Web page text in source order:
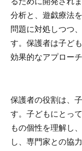
分析と、遊戯療法
問題に対処しつつ
す。保護者は子ど
効果的なアプロー
保護者の役割は、
す。子どもにとっ
もの個性を理解し
し、専門家との協